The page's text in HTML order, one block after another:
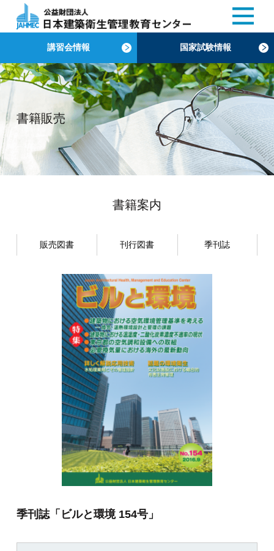
講習会情報 国家試験情報
書籍販売
書籍案内
販売図書 刊行図書 季刊誌
季刊誌「ビルと環境 154号」